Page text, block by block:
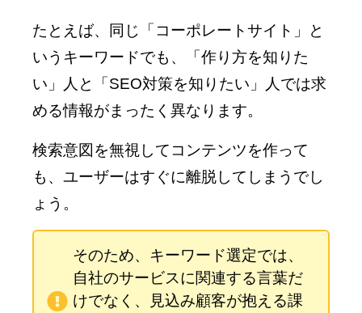
たとえば、同じ「コーポレートサイト」と
いうキーワードでも、「作り方を知りた
い」人と「SEO対策を知りたい」人では求
める情報がまったく異なります。
検索意図を無視してコンテンツを作って
も、ユーザーはすぐに離脱してしまうでし
ょう。
そのため、キーワード選定では、
自社のサービスに関連する言葉だ
けでなく、見込み顧客が抱える課